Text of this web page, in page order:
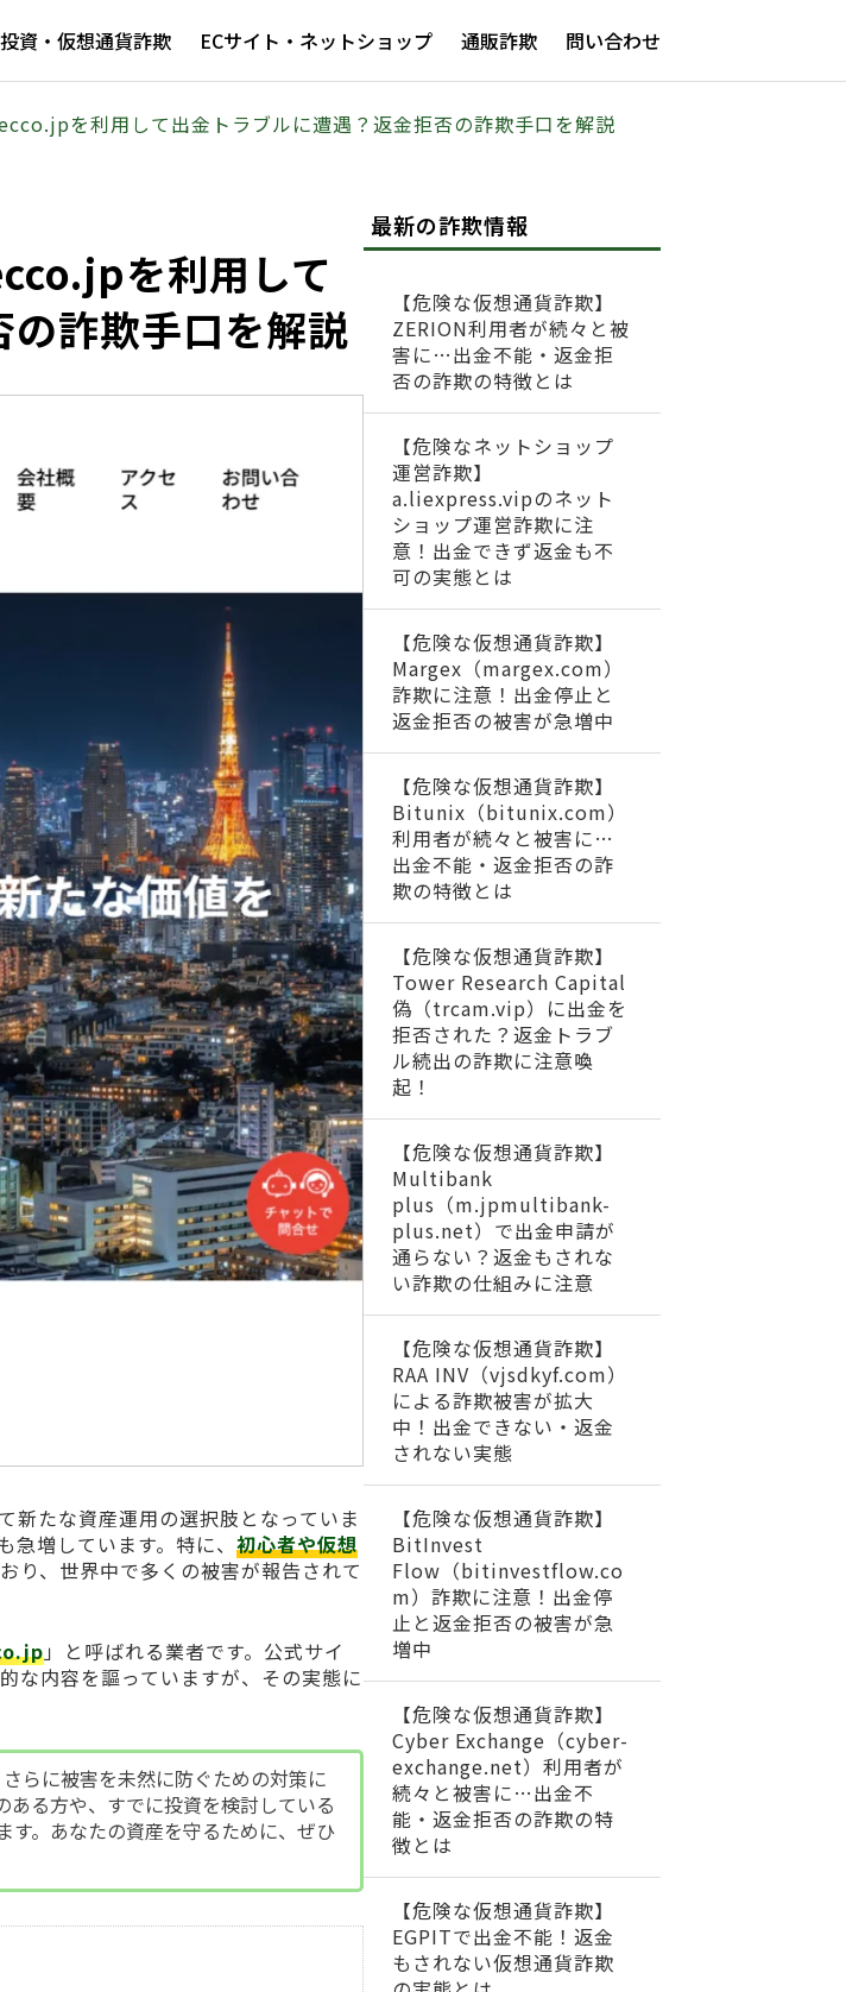
資・仮想通貨詐欺 ECサイト・ネットショップ 通販詐欺 問い合わせ
を利用して出金トラブルに遭遇？返金拒否の詐欺手口を解説
を利用して
詐欺手口を解説
新たな資産運用の選択肢となっていま
増しています。特に、 初心者や仮想
り、世界中で多くの被害が報告されて
」と呼ばれる業者です。公式サイ
な内容を謳っていますが、その実態に
らに被害を未然に防ぐための対策に
る方や、すでに投資を検討している
す。あなたの資産を守るために、ぜひ
最新の詐欺情報
【危険な仮想通貨詐欺】
ZERION利用者が続々と被
害に…出金不能・返金拒
否の詐欺の特徴とは
【危険なネットショップ
運営詐欺】
a.liexpress.vipのネット
ショップ運営詐欺に注
意！出金できず返金も不
可の実態とは
【危険な仮想通貨詐欺】
Margex（margex.com）
詐欺に注意！出金停止と
返金拒否の被害が急増中
【危険な仮想通貨詐欺】
Bitunix（bitunix.com）
利用者が続々と被害に…
出金不能・返金拒否の詐
欺の特徴とは
【危険な仮想通貨詐欺】
Tower Research Capital
偽（trcam.vip）に出金を
拒否された？返金トラブ
ル続出の詐欺に注意喚
起！
【危険な仮想通貨詐欺】
Multibank
plus（m.jpmultibank-
plus.net）で出金申請が
通らない？返金もされな
い詐欺の仕組みに注意
【危険な仮想通貨詐欺】
RAA INV（vjsdkyf.com）
による詐欺被害が拡大
中！出金できない・返金
されない実態
【危険な仮想通貨詐欺】
BitInvest
Flow（bitinvestflow.co
m）詐欺に注意！出金停
止と返金拒否の被害が急
増中
【危険な仮想通貨詐欺】
Cyber Exchange（cyber-
exchange.net）利用者が
続々と被害に…出金不
能・返金拒否の詐欺の特
徴とは
【危険な仮想通貨詐欺】
EGPITで出金不能！返金
もされない仮想通貨詐欺